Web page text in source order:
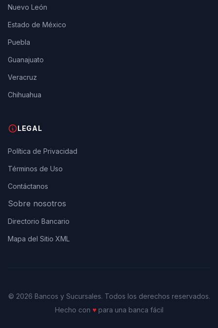
Nuevo León
Estado de México
Puebla
Guanajuato
Veracruz
Chihuahua
LEGAL
Política de Privacidad
Términos de Uso
Contáctanos
Sobre nosotros
Directorio Bancario
Mapa del Sitio XML
© 2026 Bancos y Sucursales. Todos los derechos reservados.
Hecho con ♥para una banca fácil